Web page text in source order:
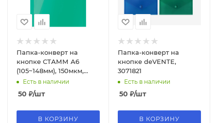
Папка-конверт на
кнопке СТАММ А6
(105~148мм), 150мкм,
пластик, прозрачная,
зеленая, ММ-31719
Есть в наличии
50 ₽/шт
В КОРЗИНУ
Папка-конверт на
кнопке deVENTE,
3071821
Есть в наличии
50 ₽/шт
В КОРЗИНУ